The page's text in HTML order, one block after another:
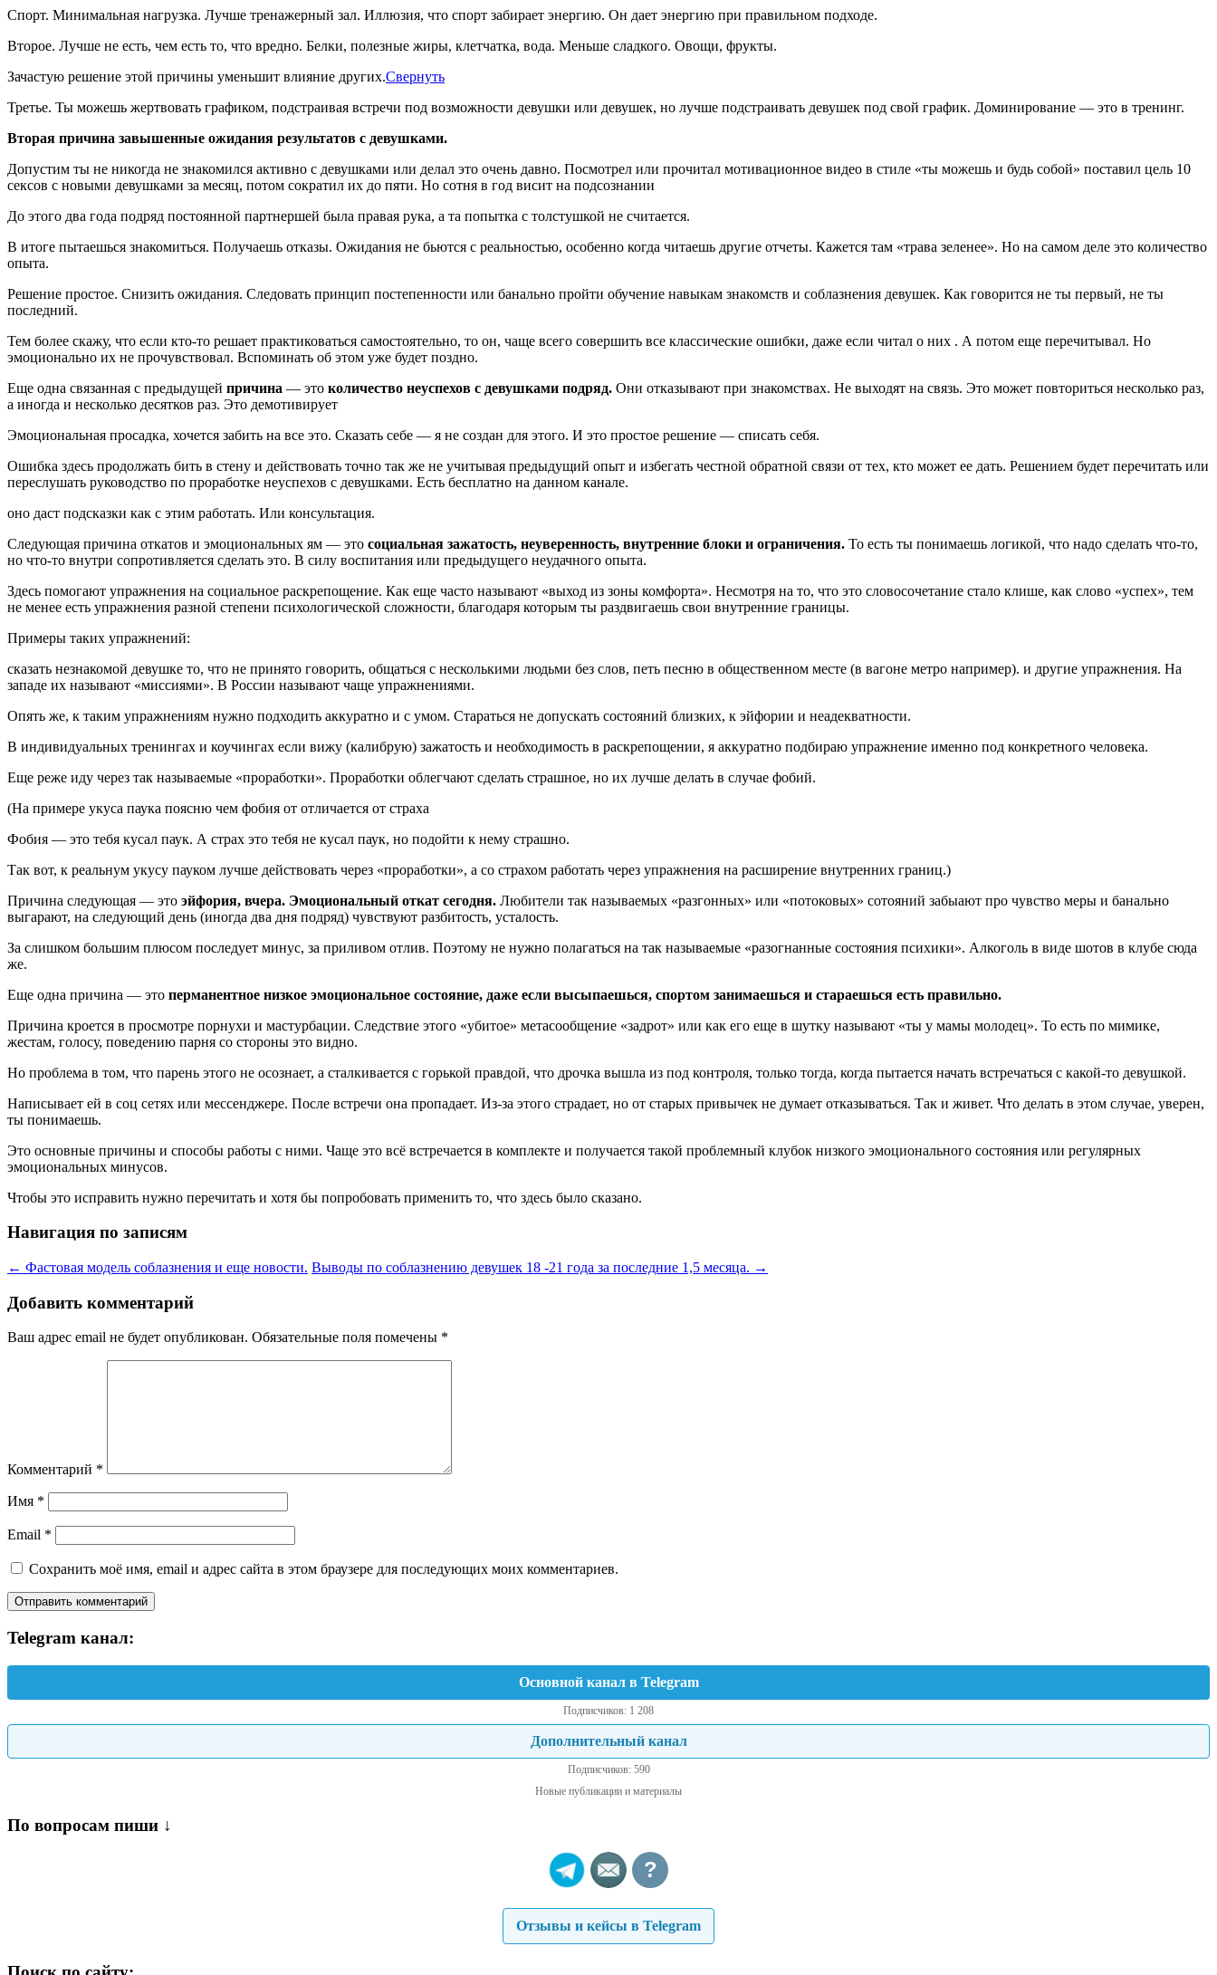
Спорт. Минимальная нагрузка. Лучше тренажерный зал. Иллюзия, что спорт забирает энергию. Он дает энергию при правильном подходе.
Второе. Лучше не есть, чем есть то, что вредно. Белки, полезные жиры, клетчатка, вода. Меньше сладкого. Овощи, фрукты.
Зачастую решение этой причины уменьшит влияние других.Свернуть
Третье. Ты можешь жертвовать графиком, подстраивая встречи под возможности девушки или девушек, но лучше подстраивать девушек под свой график. Доминирование — это в тренинг.
Вторая причина завышенные ожидания результатов с девушками.
Допустим ты не никогда не знакомился активно с девушками или делал это очень давно. Посмотрел или прочитал мотивационное видео в стиле «ты можешь и будь собой» поставил цель 10
сексов с новыми девушками за месяц, потом сократил их до пяти. Но сотня в год висит на подсознании
До этого два года подряд постоянной партнершей была правая рука, а та попытка с толстушкой не считается.
В итоге пытаешься знакомиться. Получаешь отказы. Ожидания не бьются с реальностью, особенно когда читаешь другие отчеты. Кажется там «трава зеленее». Но на самом деле это количество
опыта.
Решение простое. Снизить ожидания. Следовать принцип постепенности или банально пройти обучение навыкам знакомств и соблазнения девушек. Как говорится не ты первый, не ты
последний.
Тем более скажу, что если кто-то решает практиковаться самостоятельно, то он, чаще всего совершить все классические ошибки, даже если читал о них . А потом еще перечитывал. Но
эмоционально их не прочувствовал. Вспоминать об этом уже будет поздно.
Еще одна связанная с предыдущей причина — это количество неуспехов с девушками подряд. Они отказывают при знакомствах. Не выходят на связь. Это может повториться несколько раз,
а иногда и несколько десятков раз. Это демотивирует
Эмоциональная просадка, хочется забить на все это. Сказать себе — я не создан для этого. И это простое решение — списать себя.
Ошибка здесь продолжать бить в стену и действовать точно так же не учитывая предыдущий опыт и избегать честной обратной связи от тех, кто может ее дать. Решением будет перечитать или
переслушать руководство по проработке неуспехов с девушками. Есть бесплатно на данном канале.
оно даст подсказки как с этим работать. Или консультация.
Следующая причина откатов и эмоциональных ям — это социальная зажатость, неуверенность, внутренние блоки и ограничения. То есть ты понимаешь логикой, что надо сделать что-то,
но что-то внутри сопротивляется сделать это. В силу воспитания или предыдущего неудачного опыта.
Здесь помогают упражнения на социальное раскрепощение. Как еще часто называют «выход из зоны комфорта». Несмотря на то, что это словосочетание стало клише, как слово «успех», тем
не менее есть упражнения разной степени психологической сложности, благодаря которым ты раздвигаешь свои внутренние границы.
Примеры таких упражнений:
сказать незнакомой девушке то, что не принято говорить, общаться с несколькими людьми без слов, петь песню в общественном месте (в вагоне метро например). и другие упражнения. На
западе их называют «миссиями». В России называют чаще упражнениями.
Опять же, к таким упражнениям нужно подходить аккуратно и с умом. Стараться не допускать состояний близких, к эйфории и неадекватности.
В индивидуальных тренингах и коучингах если вижу (калибрую) зажатость и необходимость в раскрепощении, я аккуратно подбираю упражнение именно под конкретного человека.
Еще реже иду через так называемые «проработки». Проработки облегчают сделать страшное, но их лучше делать в случае фобий.
(На примере укуса паука поясню чем фобия от отличается от страха
Фобия — это тебя кусал паук. А страх это тебя не кусал паук, но подойти к нему страшно.
Так вот, к реальнум укусу пауком лучше действовать через «проработки», а со страхом работать через упражнения на расширение внутренних границ.)
Причина следующая — это эйфория, вчера. Эмоциональный откат сегодня. Любители так называемых «разгонных» или «потоковых» сотояний забыают про чувство меры и банально
выгарают, на следующий день (иногда два дня подряд) чувствуют разбитость, усталость.
За слишком большим плюсом последует минус, за приливом отлив. Поэтому не нужно полагаться на так называемые «разогнанные состояния психики». Алкоголь в виде шотов в клубе сюда
же.
Еще одна причина — это перманентное низкое эмоциональное состояние, даже если высыпаешься, спортом занимаешься и стараешься есть правильно.
Причина кроется в просмотре порнухи и мастурбации. Следствие этого «убитое» метасообщение «задрот» или как его еще в шутку называют «ты у мамы молодец». То есть по мимике,
жестам, голосу, поведению парня со стороны это видно.
Но проблема в том, что парень этого не осознает, а сталкивается с горькой правдой, что дрочка вышла из под контроля, только тогда, когда пытается начать встречаться с какой-то девушкой.
Написывает ей в соц сетях или мессенджере. После встречи она пропадает. Из-за этого страдает, но от старых привычек не думает отказываться. Так и живет. Что делать в этом случае, уверен,
ты понимаешь.
Это основные причины и способы работы с ними. Чаще это всё встречается в комплекте и получается такой проблемный клубок низкого эмоционального состояния или регулярных
эмоциональных минусов.
Чтобы это исправить нужно перечитать и хотя бы попробовать применить то, что здесь было сказано.
Навигация по записям
← Фастовая модель соблазнения и еще новости. Выводы по соблазнению девушек 18 -21 года за последние 1,5 месяца. →
Добавить комментарий
Ваш адрес email не будет опубликован. Обязательные поля помечены *
Комментарий *
Имя *
Email *
Сохранить моё имя, email и адрес сайта в этом браузере для последующих моих комментариев.
Telegram канал:
Основной канал в Telegram
Подписчиков: 1 208
Дополнительный канал
Подписчиков: 590
Новые публикации и материалы
По вопросам пиши ↓
?
Отзывы и кейсы в Telegram